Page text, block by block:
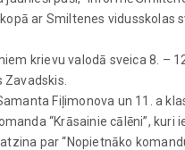
ar Smiltenes vidusskolas
krievu valodā sveica 8. –
Fiļimonova un 11. a
“Krāsainie cālēni”, kuri
par “Nopietnāko